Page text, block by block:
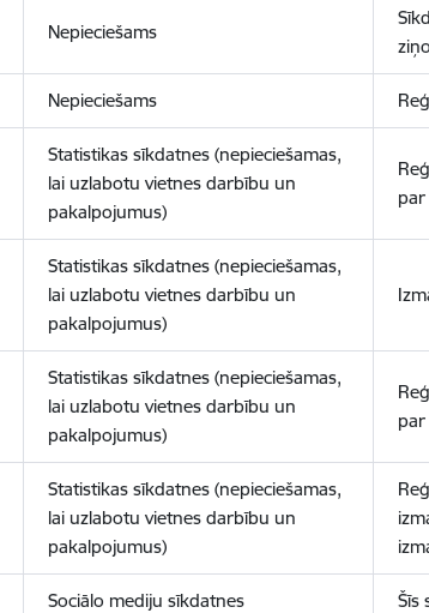
Nepieciešams
Nepieciešams
Statistikas sīkdatnes (nepieciešamas,
lai uzlabotu vietnes darbību un
pakalpojumus)
Statistikas sīkdatnes (nepieciešamas,
lai uzlabotu vietnes darbību un
pakalpojumus)
Statistikas sīkdatnes (nepieciešamas,
lai uzlabotu vietnes darbību un
pakalpojumus)
Statistikas sīkdatnes (nepieciešamas,
lai uzlabotu vietnes darbību un
pakalpojumus)
Sociālo mediju sīkdatnes
Šīs